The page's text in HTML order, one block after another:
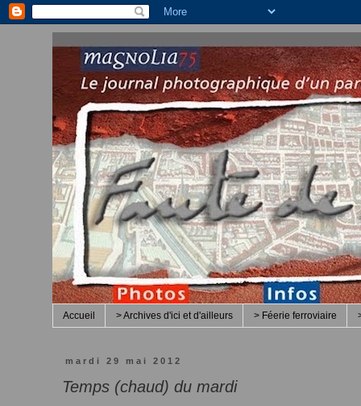
Accueil > Archives d'ici et d'ailleurs > Féerie ferroviaire
mardi 29 mai 2012
Temps (chaud) du mardi